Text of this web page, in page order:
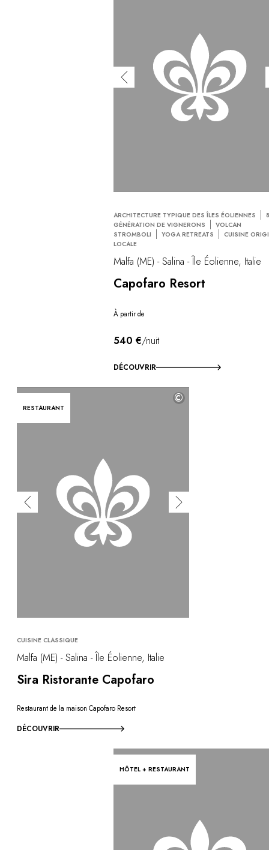
ARCHITECTURE TYPIQUE DES ÎLES ÉOLIENNES
GÉNÉRATION DE VIGNERONS
VOLCAN
STROMBOLI
YOGA RETREATS
CUISINE
LOCALE
Malfa (ME) - Salina - Île Éolienne, Italie
Capofaro Resort
À partir de
540 €/nuit
DÉCOUVRIR
RESTAURANT
©
CUISINE CLASSIQUE
Malfa (ME) - Salina - Île Éolienne, Italie
Sira Ristorante Capofaro
Restaurant de la maison Capofaro Resort
DÉCOUVRIR
HÔTEL + RESTAURANT